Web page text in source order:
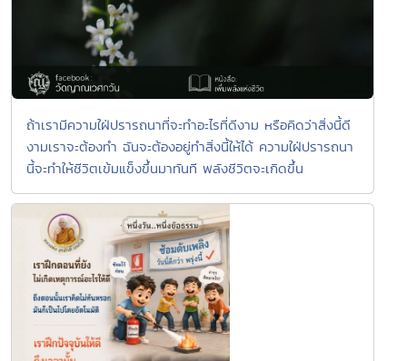
ถ้าเรามีความใฝ่ปรารถนาที่จะทำอะไรที่ดีงาม หรือคิดว่าสิ่งนี้ดี
งามเราจะต้องทำ ฉันจะต้องอยู่ทำสิ่งนี้ให้ได้ ความใฝ่ปรารถนา
นี้จะทำให้ชีวิตเข้มแข็งขึ้นมาทันที พลังชีวิตจะเกิดขึ้น